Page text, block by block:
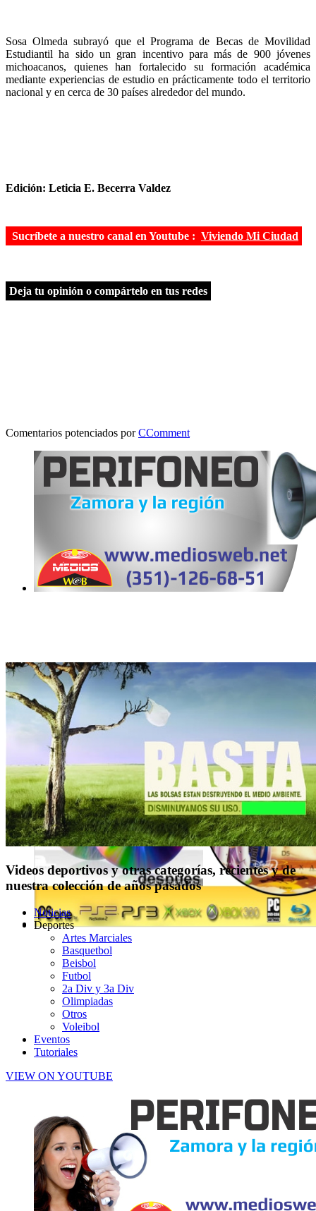
Sosa Olmeda subrayó que el Programa de Becas de Movilidad
Estudiantil ha sido un gran incentivo para más de 900 jóvenes
michoacanos, quienes han fortalecido su formación académica
mediante experiencias de estudio en prácticamente todo el territorio
nacional y en cerca de 30 países alrededor del mundo.
Edición: Leticia E. Becerra Valdez
Sucríbete a nuestro canal en Youtube : Viviendo Mi Ciudad
Deja tu opinión o compártelo en tus redes
Comentarios potenciados porCComment
Videos deportivos y otras categorías, recientes y de
nuestra colección de años pasados
Noticias
Deportes
Artes Marciales
Basquetbol
Beisbol
Futbol
2a Div y 3a Div
Olimpiadas
Otros
Voleibol
Eventos
Tutoriales
VIEW ON YOUTUBE